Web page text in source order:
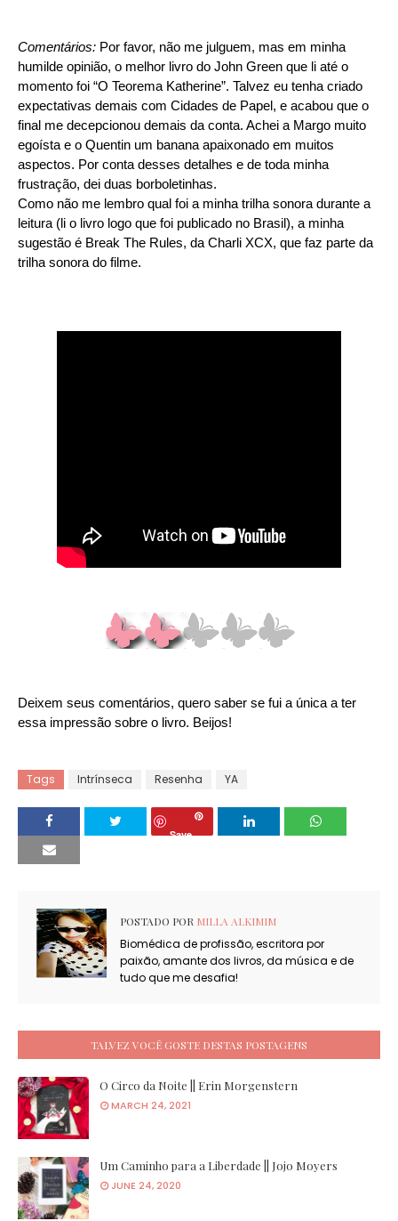
Comentários: Por favor, não me julguem, mas em minha
humilde opinião, o melhor livro do John Green que li até o
momento foi “O Teorema Katherine”. Talvez eu tenha criado
expectativas demais com Cidades de Papel, e acabou que o
final me decepcionou demais da conta. Achei a Margo muito
egoísta e o Quentin um banana apaixonado em muitos
aspectos. Por conta desses detalhes e de toda minha
frustração, dei duas borboletinhas.
Como não me lembro qual foi a minha trilha sonora durante a
leitura (li o livro logo que foi publicado no Brasil), a minha
sugestão é Break The Rules, da Charli XCX, que faz parte da
trilha sonora do filme.
Deixem seus comentários, quero saber se fui a única a ter
essa impressão sobre o livro. Beijos!
Tags Intrínseca Resenha YA
Save
POSTADO POR MILLA ALKIMIM
Biomédica de profissão, escritora por
paixão, amante dos livros, da música e de
tudo que me desafia!
TALVEZ VOCÊ GOSTE DESTAS POSTAGENS
O Circo da Noite || Erin Morgenstern
MARCH 24, 2021
Um Caminho para a Liberdade || Jojo Moyers
JUNE 24, 2020